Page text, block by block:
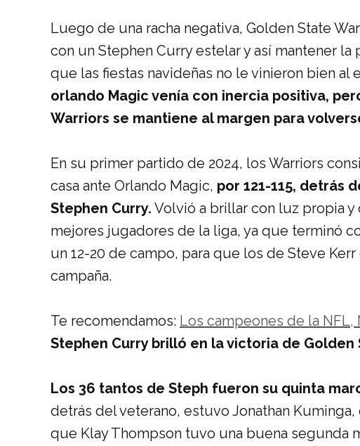
Luego de una racha negativa, Golden State
con un Stephen Curry estelar y así mantener
que las fiestas navideñas no le vinieron bien al
orlando Magic venía con inercia positiva,
Warriors se mantiene al margen para
En su primer partido de 2024, los Warriors
casa ante Orlando Magic, por 121-115, detrás
Stephen Curry. Volvió a brillar con luz propia
mejores jugadores de la liga, ya que terminó
un 12-20 de campo, para que los de Steve
campaña.
Te recomendamos: Los campeones de la NFL,
Stephen Curry brilló en la victoria de Golden
Los 36 tantos de Steph fueron su quinta
detrás del veterano, estuvo Jonathan
que Klay Thompson tuvo una buena segunda